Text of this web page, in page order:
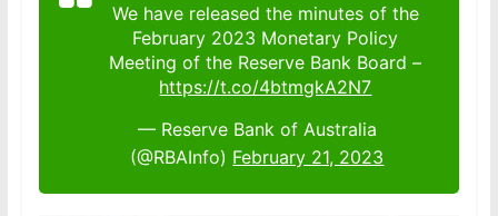
We have released the minutes of the
February 2023 Monetary Policy
Meeting of the Reserve Bank Board –
https://t.co/4btmgkA2N7
— Reserve Bank of Australia
(@RBAInfo) February 21, 2023